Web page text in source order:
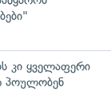
კი ყველაფერი
პოულობენ